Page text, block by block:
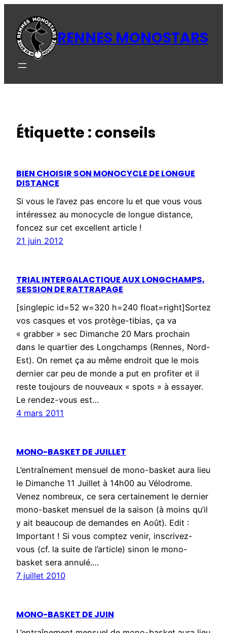
contenu
RENNES MONOSTARS
Étiquette : conseils
BIEN CHOISIR SON MONOCYCLE DE LONGUE
DISTANCE
Si vous le l’avez pas encore lu et que vous vous
intéressez au monocycle de longue distance,
foncez sur cet excellent article !
21 juin 2012
TRIAL INTERGALACTIQUE AUX LONGCHAMPS,
SESSION DE RATTRAPAGE
[singlepic id=52 w=320 h=240 float=right]Sortez
vos casques et vos protège-tibias, ça va
« grabber » sec Dimanche 20 Mars prochain
dans le quartier des Longchamps (Rennes, Nord-
Est). On remet ça au même endroit que le mois
dernier car peu de monde a put en profiter et il
reste toujours de nouveaux « spots » à essayer.
Le rendez-vous est…
4 mars 2011
MONO-BASKET DE JUILLET
L’entraînement mensuel de mono-basket aura lieu
le Dimanche 11 Juillet à 14h00 au Vélodrome.
Venez nombreux, ce sera certainement le dernier
mono-basket mensuel de la saison (à moins qu’il
y ait beaucoup de demandes en Août). Edit :
Important ! Si vous comptez venir, inscrivez-
vous (cf. la suite de l’article) sinon le mono-
basket sera annulé.…
7 juillet 2010
MONO-BASKET DE JUIN